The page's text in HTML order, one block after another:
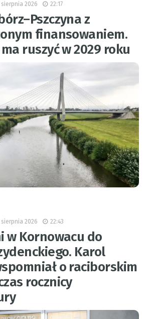
sierpnia 2026 22:17
z
finansowaniem.
ruszyć w 2029 roku
sierpnia 2026 22:43
w Kornowacu do
Karol
o raciborskim
rocznicy